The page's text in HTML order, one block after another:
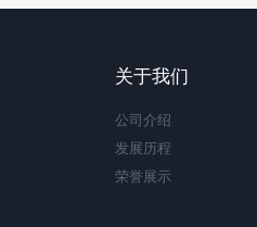
关于我们
公司介绍
发展历程
荣誉展示